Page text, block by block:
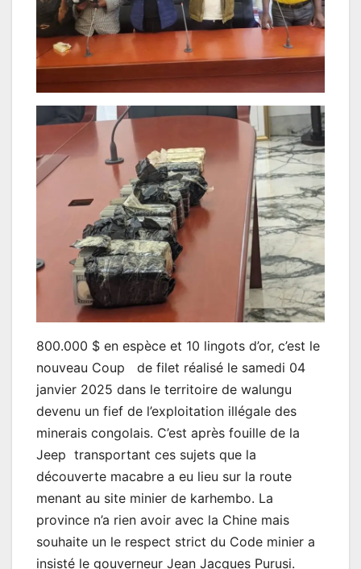
800.000 $ en espèce et 10 lingots d’or, c’est le
nouveau Coup de filet réalisé le samedi 04
janvier 2025 dans le territoire de walungu
devenu un fief de l’exploitation illégale des
minerais congolais. C’est après fouille de la
Jeep transportant ces sujets que la
découverte macabre a eu lieu sur la route
menant au site minier de karhembo. La
province n’a rien avoir avec la Chine mais
souhaite un le respect strict du Code minier a
insisté le gouverneur Jean Jacques Purusi.